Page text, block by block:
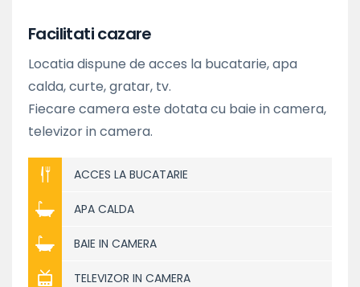
Facilitati cazare
Locatia dispune de acces la bucatarie, apa
calda, curte, gratar, tv.
Fiecare camera este dotata cu baie in camera,
televizor in camera.
ACCES LA BUCATARIE
APA CALDA
BAIE IN CAMERA
TELEVIZOR IN CAMERA